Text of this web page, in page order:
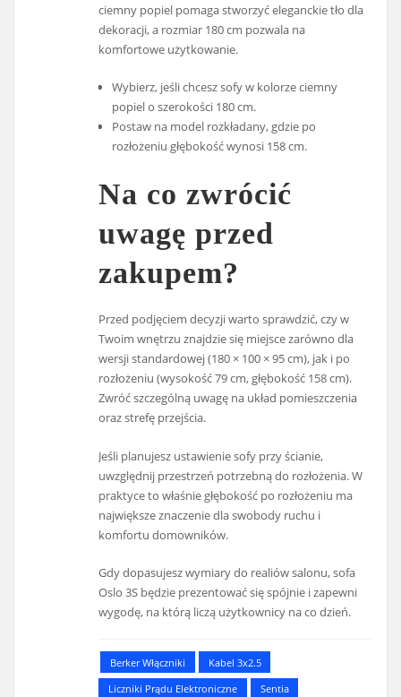
ciemny popiel pomaga stworzyć eleganckie tło dla
dekoracji, a rozmiar 180 cm pozwala na
komfortowe użytkowanie.
Wybierz, jeśli chcesz sofy w kolorze ciemny
popiel o szerokości 180 cm.
Postaw na model rozkładany, gdzie po
rozłożeniu głębokość wynosi 158 cm.
Na co zwrócić
uwagę przed
zakupem?
Przed podjęciem decyzji warto sprawdzić, czy w
Twoim wnętrzu znajdzie się miejsce zarówno dla
wersji standardowej (180 × 100 × 95 cm), jak i po
rozłożeniu (wysokość 79 cm, głębokość 158 cm).
Zwróć szczególną uwagę na układ pomieszczenia
oraz strefę przejścia.
Jeśli planujesz ustawienie sofy przy ścianie,
uwzględnij przestrzeń potrzebną do rozłożenia. W
praktyce to właśnie głębokość po rozłożeniu ma
największe znaczenie dla swobody ruchu i
komfortu domowników.
Gdy dopasujesz wymiary do realiów salonu, sofa
Oslo 3S będzie prezentować się spójnie i zapewni
wygodę, na którą liczą użytkownicy na co dzień.
Berker Włączniki
Kabel 3x2.5
Liczniki Prądu Elektroniczne
Sentia